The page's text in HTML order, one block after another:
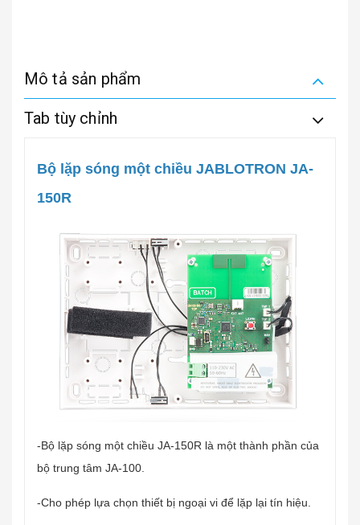
Mô tả sản phẩm
Tab tùy chỉnh
Bộ lặp sóng một chiều JABLOTRON JA-
150R
-Bộ lặp sóng một chiều JA-150R là một thành phần của
bộ trung tâm JA-100.
-Cho phép lựa chọn thiết bị ngoại vi để lặp lại tín hiệu.